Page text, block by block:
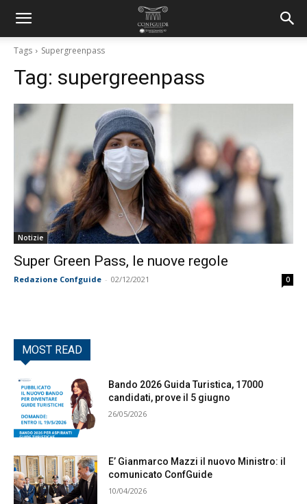
Tags Supergreenpass
Tag: supergreenpass
Notizie
Super Green Pass, le nuove regole
Redazione Confguide - 02/12/2021 0
MOST READ
Bando 2026 Guida Turistica, 17000
candidati, prove il 5 giugno
26/05/2026
E’ Gianmarco Mazzi il nuovo Ministro: il
comunicato ConfGuide
10/04/2026